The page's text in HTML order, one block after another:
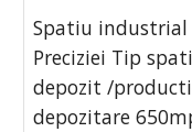
Spatiu
Preciziei Tip
depozit /
depozitare